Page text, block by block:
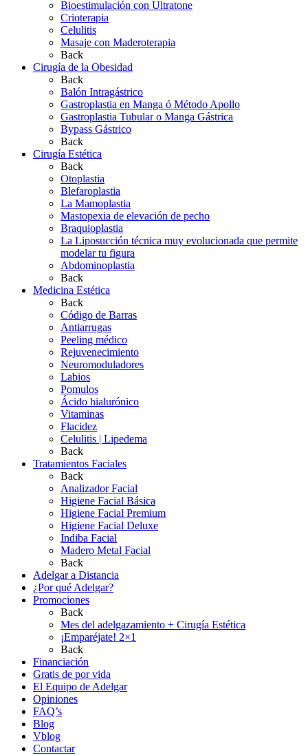
Bioestimulación con Ultratone
Crioterapia
Celulitis
Masaje con Maderoterapia
Back
Cirugía de la Obesidad
Back
Balón Intragástrico
Gastroplastia en Manga ó Método Apollo
Gastroplastia Tubular o Manga Gástrica
Bypass Gástrico
Back
Cirugía Estética
Back
Otoplastia
Blefaroplastia
La Mamoplastia
Mastopexia de elevación de pecho
Braquioplastia
La Liposucción técnica muy evolucionada que permite
modelar tu figura
Abdominoplastia
Back
Medicina Estética
Back
Código de Barras
Antiarrugas
Peeling médico
Rejuvenecimiento
Neuromoduladores
Labios
Pomulos
Ácido hialurónico
Vitaminas
Flacidez
Celulitis | Lipedema
Back
Tratamientos Faciales
Back
Analizador Facial
Higiene Facial Básica
Higiene Facial Premium
Higiene Facial Deluxe
Indiba Facial
Madero Metal Facial
Back
Adelgar a Distancia
¿Por qué Adelgar?
Promociones
Back
Mes del adelgazamiento + Cirugía Estética
¡Emparéjate! 2×1
Back
Financiación
Gratis de por vida
El Equipo de Adelgar
Opiniones
FAQ’s
Blog
Vblog
Contactar